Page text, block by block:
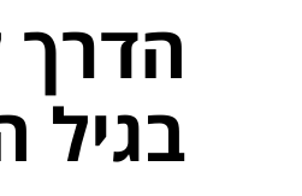
בגיל